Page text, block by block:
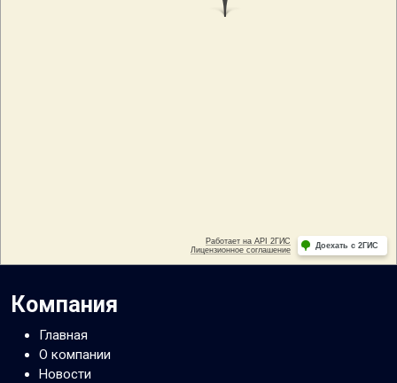
Компания
Главная
О компании
Новости